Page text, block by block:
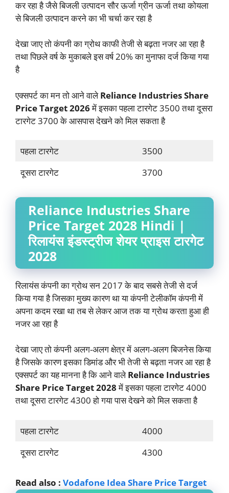
कर रहा है जैसे बिजली उत्पादन सौर ऊर्जा ग्रीन ऊर्जा तथा कोयला
से बिजली उत्पादन करने का भी चर्चा कर रहा है
देखा जाए तो कंपनी का ग्रोथ काफी तेजी से बढ़ता नजर आ रहा है
तथा पिछले वर्ष के मुकाबले इस वर्ष 20% का मुनाफा दर्ज किया गया
है
एक्सपर्ट का मन तो आने वालेReliance Industries Share
Price Target 2026में इसका पहला टारगेट 3500 तथा दूसरा
टारगेट 3700 के आसपास देखने को मिल सकता है
पहला टारगेट
3500
दूसरा टारगेट
3700
Reliance Industries Share
Price Target 2028 Hindi |
रिलायंस इंडस्ट्रीज शेयर प्राइस टारगेट
2028
रिलायंस कंपनी का ग्रोथ सन 2017 के बाद सबसे तेजी से दर्ज
किया गया है जिसका मुख्य कारण था या कंपनी टेलीकॉम कंपनी में
अपना कदम रखा था तब से लेकर आज तक या ग्रोथ करता हुआ ही
नजर आ रहा है
देखा जाए तो कंपनी अलग-अलग क्षेत्र में अलग-अलग बिजनेस किया
है जिसके कारण इसका डिमांड और भी तेजी से बढ़ता नजर आ रहा है
एक्सपर्ट का यह मानना है कि आने वालेReliance Industries
Share Price Target 2028में इसका पहला टारगेट 4000
तथा दूसरा टारगेट 4300 हो गया पास देखने को मिल सकता है
पहला टारगेट
4000
दूसरा टारगेट
4300
Read also : Vodafone Idea Share Price Target